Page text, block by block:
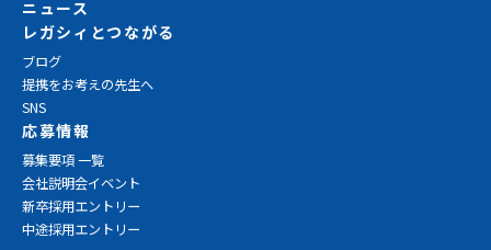
ニュース
レガシィとつながる
ブログ
提携をお考えの先生へ
SNS
応募情報
募集要項 一覧
会社説明会イベント
新卒採用エントリー
中途採用エントリー